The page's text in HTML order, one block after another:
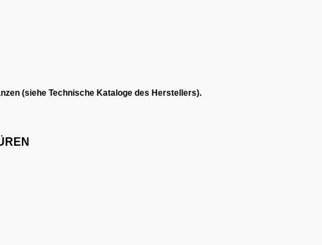
(siehe Technische Kataloge des Herstellers).